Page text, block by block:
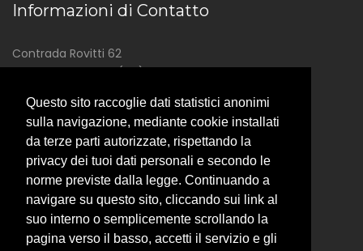
Questo sito raccoglie dati statistici anonimi
sulla navigazione, mediante cookie installati
da terze parti autorizzate, rispettando la
privacy dei tuoi dati personali e secondo le
norme previste dalla legge. Continuando a
navigare su questo sito, cliccando sui link al
suo interno o semplicemente scrollando la
pagina verso il basso, accetti il servizio e gli
Informazioni di Contatto
Contrada Rovitti 62
87075 Trebisacce (CS)
0981 500331
info@saj.it
joniotravel@libero.it
Reclami
Rimborsi